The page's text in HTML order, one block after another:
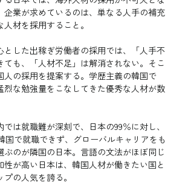
企業が求めているのは、単なる人手の補充
材を採用すること。
とした出稼ぎ労働者の採用では、「人手不
ても、「人材不足」は解消されない。そこ
人の採用を提案する。学歴主義の韓国で
烈な勉強量をこなしてきた優秀な人材が数
は就職難が深刻で、日本の99％に対し、
国で就職できず、グローバルキャリアをも
ぶのが隣国の日本。言語の文法がほぼ同じ
性が高い日本は、韓国人材が働きたい国と
の人気を誇る。